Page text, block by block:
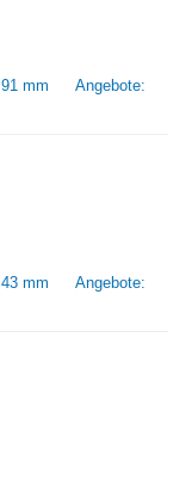
91 mm
Angebote:
43 mm
Angebote: